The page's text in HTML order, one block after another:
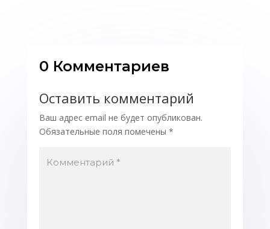
0 Комментариев
Оставить комментарий
Ваш адрес email не будет опубликован.
Обязательные поля помечены *